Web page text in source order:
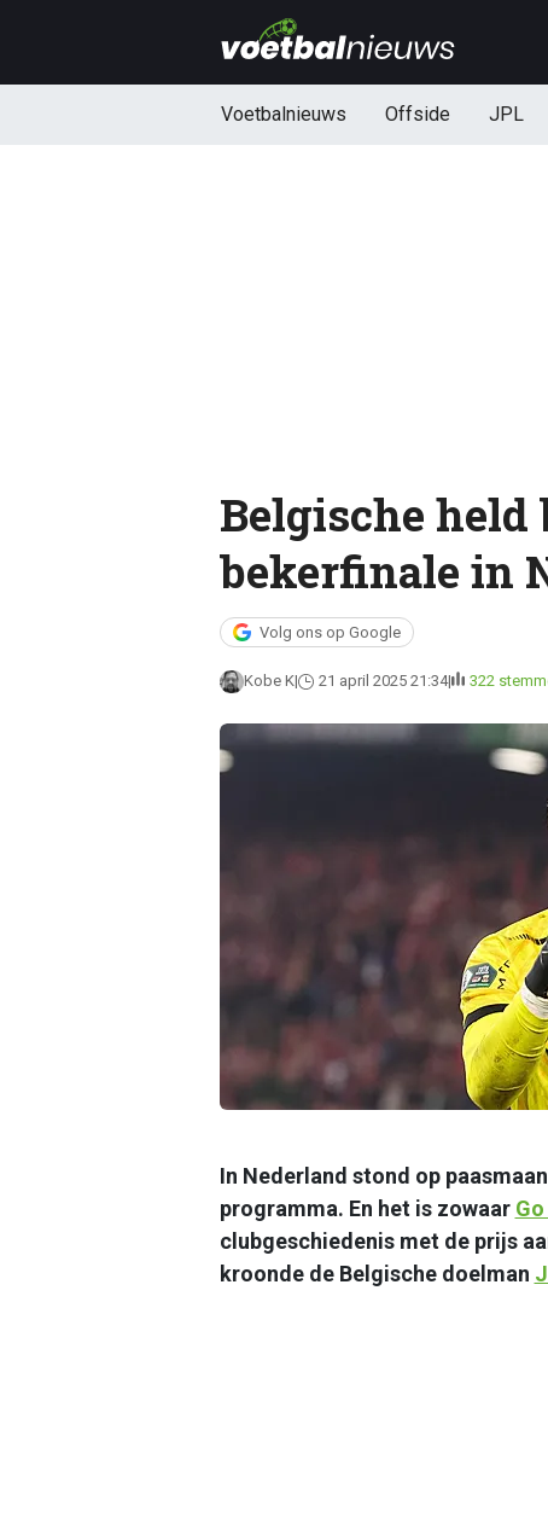
Voetbalnieuws Offside JPL
Belgische
bekerfinale in
Volg ons op Google
Kobe K 21 april 2025 21:34 322
In Nederland stond op
programma. En het is zowaar
clubgeschiedenis met de prijs
kroonde de Belgische doelman